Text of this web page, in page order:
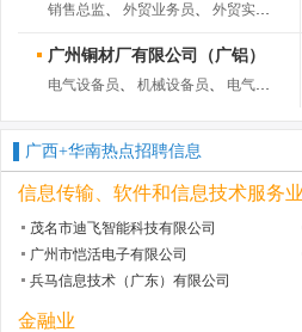
销售总监、 外贸业务员、 外贸实习生
广州铜材厂有限公司（广铝）
电气设备员、 机械设备员、 电气管理员
广西+华南热点招聘信息
信息传输、软件和信息技术服务业
茂名市迪飞智能科技有限公司
广州市恺活电子有限公司
兵马信息技术（广东）有限公司
金融业